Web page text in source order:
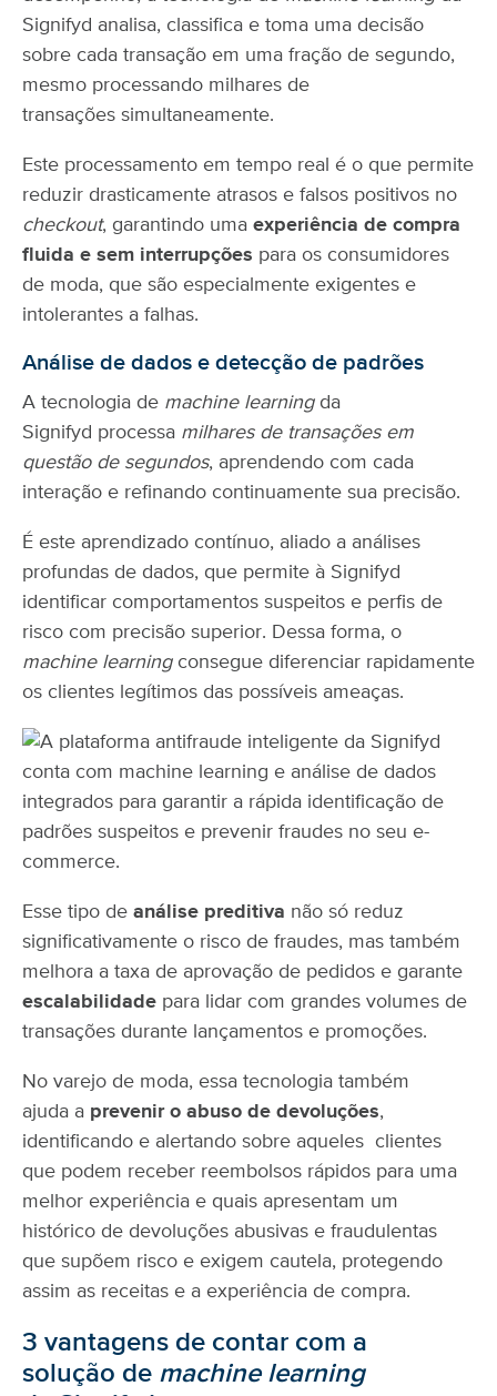
Signifyd analisa, classifica e toma uma decisão
sobre cada transação em uma fração de segundo,
mesmo processando milhares de
transações simultaneamente.
Este processamento em tempo real é o que permite
reduzir drasticamente atrasos e falsos positivos no
checkout, garantindo uma experiência de compra
fluida e sem interrupções para os consumidores
de moda, que são especialmente exigentes e
intolerantes a falhas.
Análise de dados e detecção de padrões
A tecnologia de machine learningda
Signifyd processa milhares de transações em
questão de segundos, aprendendo com cada
interação e refinando continuamente sua precisão.
É este aprendizado contínuo, aliado a análises
profundas de dados, que permite à Signifyd
identificar comportamentos suspeitos e perfis de
risco com precisão superior. Dessa forma, o
machine learningconsegue diferenciar rapidamente
os clientes legítimos das possíveis ameaças.
Esse tipo de análise preditiva não só reduz
significativamente o risco de fraudes, mas também
melhora a taxa de aprovação de pedidos e garante
escalabilidade para lidar com grandes volumes de
transações durante lançamentos e promoções.
No varejo de moda, essa tecnologia também
ajuda a prevenir o abuso de devoluções,
identificando e alertando sobre aqueles clientes
que podem receber reembolsos rápidos para uma
melhor experiência e quais apresentam um
histórico de devoluções abusivas e fraudulentas
que supõem risco e exigem cautela, protegendo
assim as receitas e a experiência de compra.
3 vantagens de contar com a
solução de machine learning